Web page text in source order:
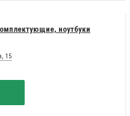
ноутбуки
15